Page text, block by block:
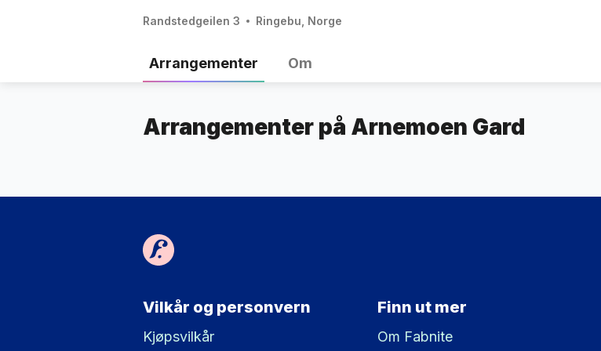
Randstedgeilen 3 Ringebu, Norge
Arrangementer Om
Arrangementer på Arnemoen Gard
Vilkår og personvern
Kjøpsvilkår
Finn ut mer
Om Fabnite